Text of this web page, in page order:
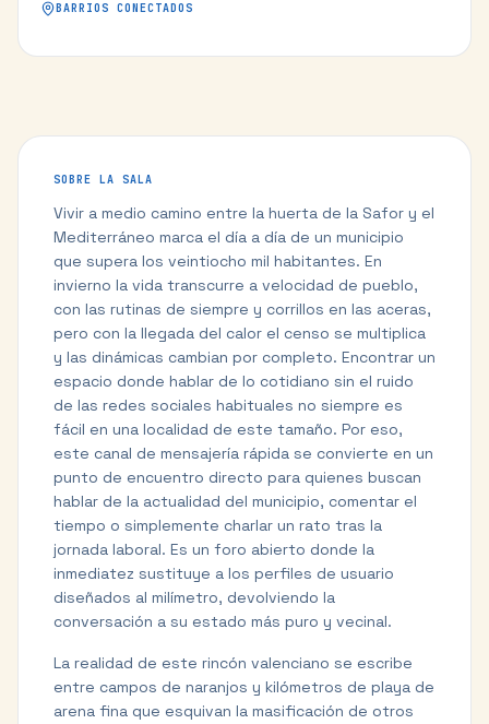
BARRIOS CONECTADOS
SOBRE LA SALA
Vivir a medio camino entre la huerta de la Safor y el
Mediterráneo marca el día a día de un municipio
que supera los veintiocho mil habitantes. En
invierno la vida transcurre a velocidad de pueblo,
con las rutinas de siempre y corrillos en las aceras,
pero con la llegada del calor el censo se multiplica
y las dinámicas cambian por completo. Encontrar un
espacio donde hablar de lo cotidiano sin el ruido
de las redes sociales habituales no siempre es
fácil en una localidad de este tamaño. Por eso,
este canal de mensajería rápida se convierte en un
punto de encuentro directo para quienes buscan
hablar de la actualidad del municipio, comentar el
tiempo o simplemente charlar un rato tras la
jornada laboral. Es un foro abierto donde la
inmediatez sustituye a los perfiles de usuario
diseñados al milímetro, devolviendo la
conversación a su estado más puro y vecinal.
La realidad de este rincón valenciano se escribe
entre campos de naranjos y kilómetros de playa de
arena fina que esquivan la masificación de otros